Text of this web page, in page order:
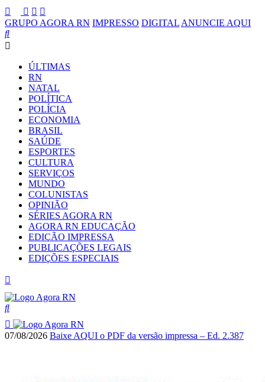
GRUPO AGORA RN IMPRESSO DIGITAL ANUNCIE AQUI
ÚLTIMAS
RN
NATAL
POLÍTICA
POLÍCIA
ECONOMIA
BRASIL
SAÚDE
ESPORTES
CULTURA
SERVIÇOS
MUNDO
COLUNISTAS
OPINIÃO
SÉRIES AGORA RN
AGORA RN EDUCAÇÃO
EDIÇÃO IMPRESSA
PUBLICAÇÕES LEGAIS
EDIÇÕES ESPECIAIS
07/08/2026 Baixe AQUI o PDF da versão impressa – Ed. 2.387